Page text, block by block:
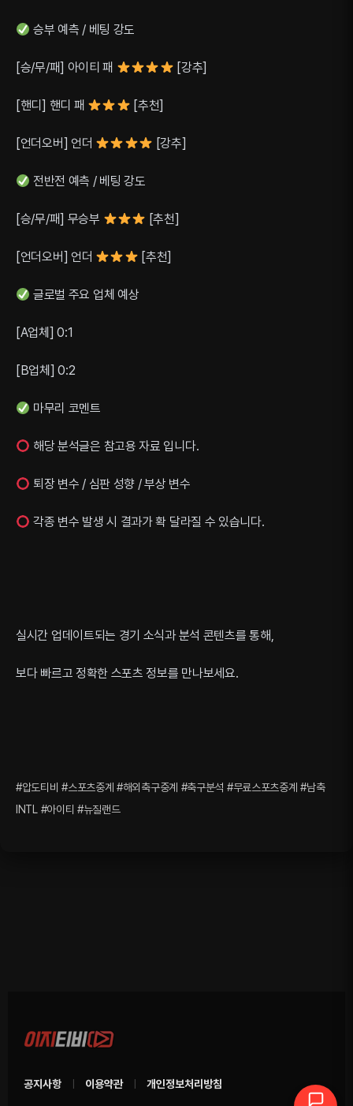
승부 예측 / 베팅 강도
[승/무/패] 아이티 패 [강추]
[핸디] 핸디 패 [추천]
[언더오버] 언더 [강추]
전반전 예측 / 베팅 강도
[승/무/패] 무승부 [추천]
[언더오버] 언더 [추천]
글로벌 주요 업체 예상
[A업체] 0:1
[B업체] 0:2
마무리 코멘트
해당 분석글은 참고용 자료 입니다.
퇴장 변수 / 심판 성향 / 부상 변수
각종 변수 발생 시 결과가 확 달라질 수 있습니다.
실시간 업데이트되는 경기 소식과 분석 콘텐츠를 통해,
보다 빠르고 정확한 스포츠 정보를 만나보세요.
#압도티비 #스포츠중계 #해외축구중계 #축구분석 #무료스포츠중계 #남축
INTL #아이티 #뉴질랜드
공지사항 이용약관 개인정보처리방침